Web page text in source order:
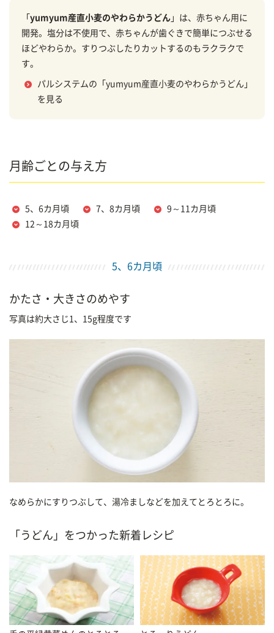
「 yumyum産直小麦のやわらかうどん 」は、赤ちゃん用に
開発。塩分は不使用で、赤ちゃんが歯ぐきで簡単につぶせる
ほどやわらか。すりつぶしたりカットするのもラクラクで
す。
パルシステムの「yumyum産直小麦のやわらかうどん」
を見る
月齢ごとの与え方
5、6カ月頃 7、8カ月頃
9～11カ月頃
12～18カ月頃
5、6カ月頃
かたさ・大きさのめやす
写真は約大さじ1、15g程度です
なめらかにすりつぶして、湯冷ましなどを加えてとろとろに。
「うどん」をつかった新着レシピ